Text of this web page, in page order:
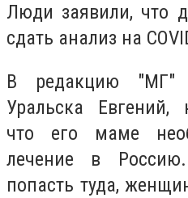
Люди заявили, что
сдать анализ на
В редакцию "МГ"
Уральска Евгений,
что его маме
лечение в
попасть туда,